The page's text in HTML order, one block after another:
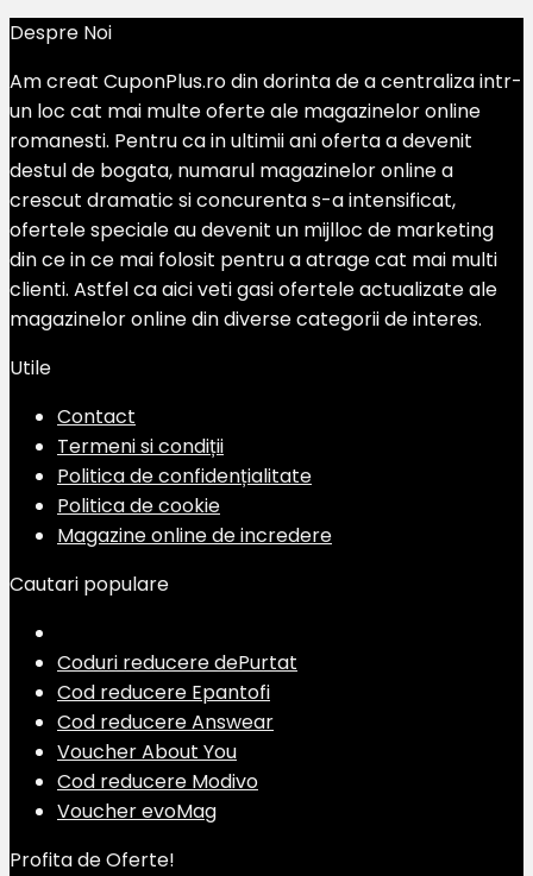
Despre Noi
Am creat CuponPlus.ro din dorinta de a centraliza intr-
un loc cat mai multe oferte ale magazinelor online
romanesti. Pentru ca in ultimii ani oferta a devenit
destul de bogata, numarul magazinelor online a
crescut dramatic si concurenta s-a intensificat,
ofertele speciale au devenit un mijlloc de marketing
din ce in ce mai folosit pentru a atrage cat mai multi
clienti. Astfel ca aici veti gasi ofertele actualizate ale
magazinelor online din diverse categorii de interes.
Utile
Contact
Termeni si condiții
Politica de confidențialitate
Politica de cookie
Magazine online de incredere
Cautari populare
Coduri reducere dePurtat
Cod reducere Epantofi
Cod reducere Answear
Voucher About You
Cod reducere Modivo
Voucher evoMag
Profita de Oferte!